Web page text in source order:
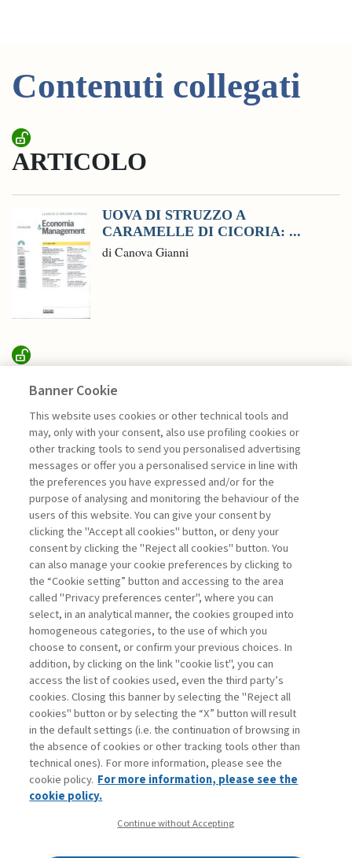
Contenuti collegati
ARTICOLO
UOVA DI STRUZZO A
CARAMELLE DI CICORIA: ...
di Canova Gianni
SUSTAINABILITY
RICERCA, CONDIVISIONE E
IMPATTO PER ...
di Sylvie Goulard, Francesco Perrini, Stefano
Pogutz
La consultazione dei libri è riservata esclusivamente
agli abbonati Premium
Legenda: Accedi Per registrati Per abbonati
Contatti
Abbonamenti
Archivio rubriche
Privacy
Banner Cookie
This website uses cookies or other technical tools and
may, only with your consent, also use profiling cookies or
other tracking tools to send you personalised advertising
messages or offer you a personalised service in line with
the preferences you have expressed and/or for the
purpose of analysing and monitoring the behaviour of the
users of this website. You can give your consent by
clicking the "Accept all cookies" button, or deny your
consent by clicking the "Reject all cookies" button. You
can also manage your cookie preferences by clicking to
the “Cookie setting” button and accessing to the area
called "Privacy preferences center", where you can
select, in an analytical manner, the cookies grouped into
homogeneous categories, to the use of which you
choose to consent, or confirm your previous choices. In
addition, by clicking on the link "cookie list", you can
access the list of cookies used, even the third party’s
cookies. Closing this banner by selecting the "Reject all
cookies" button or by selecting the “X” button will result
in the default settings (i.e. the continuation of browsing in
the absence of cookies or other tracking tools other than
technical ones). For more information, please see the
cookie policy. For more information, please see the
cookie policy.
Continue without Accepting